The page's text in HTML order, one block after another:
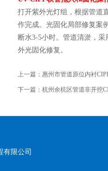
打开紫外光灯组，根据管道
作完成。光固化局部修复案
断水3-5小时。管道清淤，
外光固化修复。
上一篇： 惠州市管道原位内衬
下一篇： 杭州余杭区管道非开挖
有限公司